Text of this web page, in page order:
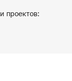
проектов: